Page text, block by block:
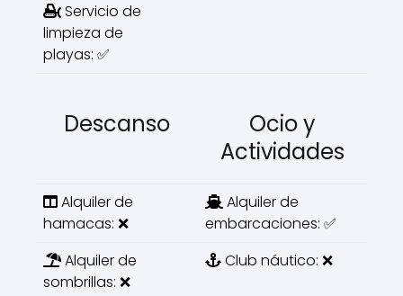
Servicio de
limpieza de
playas: ✅
Descanso
Ocio y
Actividades
Alquiler de
hamacas: ❌
Alquiler de
embarcaciones: ✅
Alquiler de
sombrillas: ❌
Club náutico: ❌